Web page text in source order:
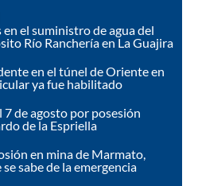
el suministro de agua del
Río Ranchería en La Guajira
en el túnel de Oriente en
ya fue habilitado
de agosto por posesión
de la Espriella
en mina de Marmato,
sabe de la emergencia